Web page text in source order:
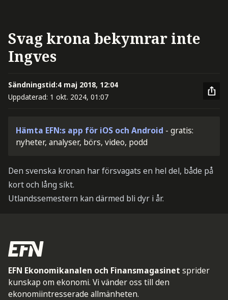
Svag krona bekymrar inte
Ingves
Sändningstid:4 maj 2018, 12:04
Uppdaterad: 1 okt. 2024, 01:07
Hämta EFN:s app för iOS och Android - gratis:
nyheter, analyser, börs, video, podd
Den svenska kronan har försvagats en hel del, både på
kort och lång sikt.
Utlandssemestern kan därmed bli dyr i år.
EFN Ekonomikanalen och Finansmagasinet sprider
kunskap om ekonomi. Vi vänder oss till den
ekonomiintresserade allmänheten.